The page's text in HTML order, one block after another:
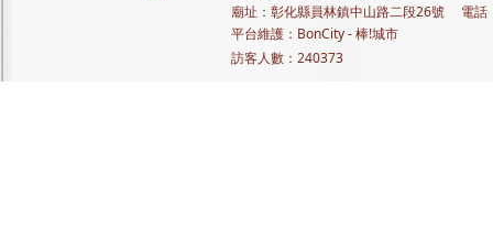
廟址：彰化縣員林鎮中山路二段26號 電話
平台維護： BonCity - 棒!城市
訪客人數： 240373